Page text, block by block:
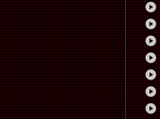
play_circle
play_circle
play_circle
play_circle
play_circle
play_circle
play_circle